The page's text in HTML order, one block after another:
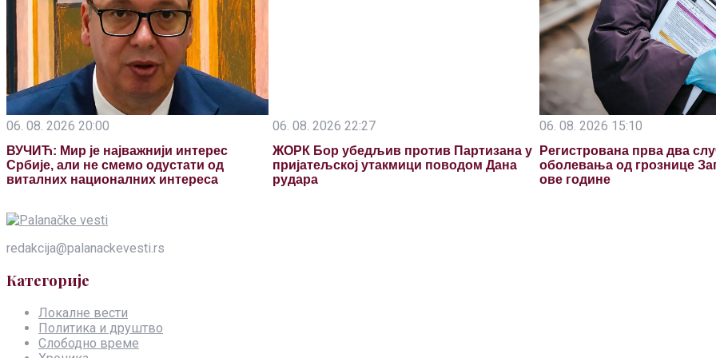
06. 08. 2026 20:00
ВУЧИЋ: Мир је најважнији интерес
Србије, али не смемо одустати од
виталних националних интереса
06. 08. 2026 22:27
ЖОРК Бор убедљив против Партизана у
пријатељској утакмици поводом Дана
рудара
06. 08. 2026 15:10
Регистрована прва два
оболевања од грознице
ове године
redakcija@palanackevesti.rs
Категорије
Локалне вести
Политика и друштво
Слободно време